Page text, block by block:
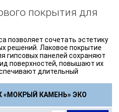
покрытия для
позволяет сочетать эстетику
решений. Лаковое покрытие
гипсовых панелей сохраняют
поверхностей, повышают их
длительный
«МОКРЫЙ КАМЕНЬ» ЭКО